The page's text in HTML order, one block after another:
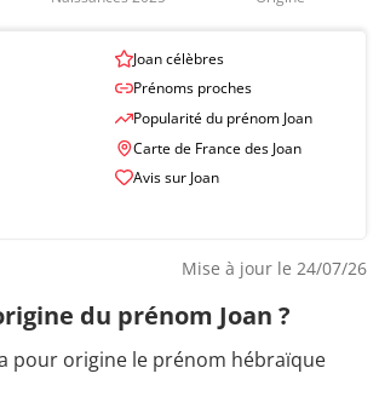
Joan célèbres
Prénoms proches
Popularité du prénom Joan
Carte de France des Joan
Avis sur Joan
Mise à jour le 24/07/26
du prénom Joan ?
pour origine le prénom hébraïque